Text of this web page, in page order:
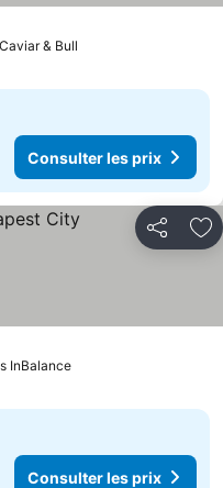
& Bull
Consulter les prix
Partager
InBalanceConsulter les prix
Consulter les prix